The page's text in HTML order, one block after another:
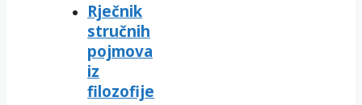
Rječnik
stručnih
pojmova
iz
filozofije